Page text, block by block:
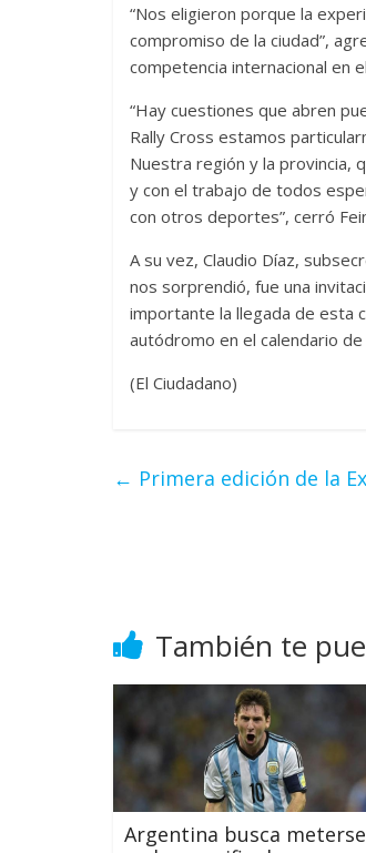
“Nos eligieron porque la
compromiso de la ciudad”,
competencia internacional en
“Hay cuestiones que abren
Rally Cross estamos
Nuestra región y la provincia,
y con el trabajo de todos
con otros deportes”, cerró
A su vez, Claudio Díaz,
nos sorprendió, fue una
importante la llegada de esta
autódromo en el calendario
(El Ciudadano)
← Primera edición de la
También te
Argentina busca meterse